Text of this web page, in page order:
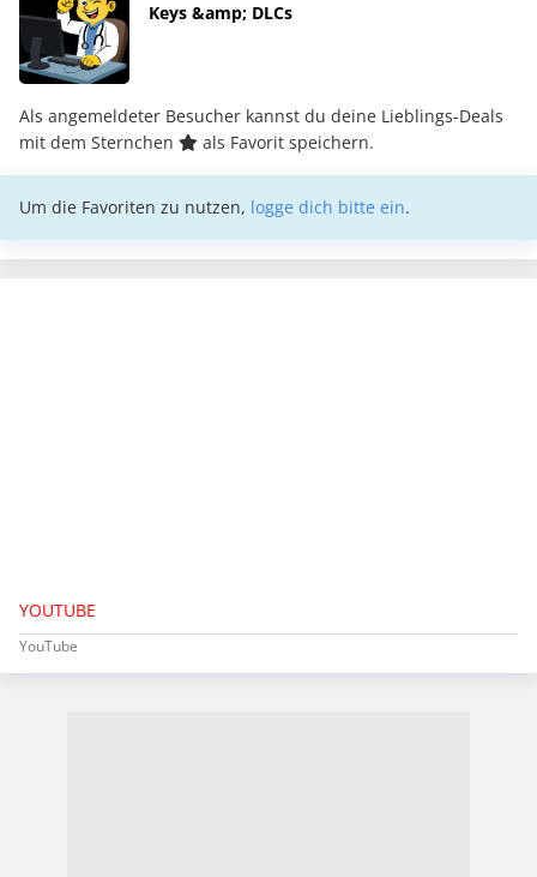
Keys &amp; DLCs
Als angemeldeter Besucher kannst du deine Lieblings-Deals
mit dem Sternchen
als Favorit speichern.
Um die Favoriten zu nutzen, logge dich bitte ein.
YOUTUBE
YouTube